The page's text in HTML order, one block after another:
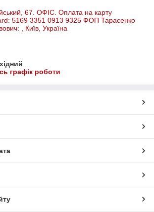
67. ОФІС. Оплата на карту
5169 3351 0913 9325 ФОП Тарасенко
, Київ, Україна
графік роботи